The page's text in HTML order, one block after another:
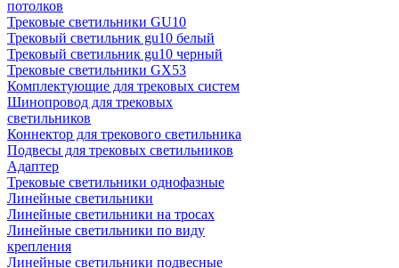
потолков
Трековые светильники GU10
Трековый светильник gu10 белый
Трековый светильник gu10 черный
Трековые светильники GX53
Комплектующие для трековых систем
Шинопровод для трековых
светильников
Коннектор для трекового светильника
Подвесы для трековых светильников
Адаптер
Трековые светильники однофазные
Линейные светильники
Линейные светильники на тросах
Линейные светильники по виду
крепления
Линейные светильники подвесные